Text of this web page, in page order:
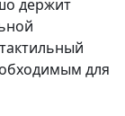
держит
для